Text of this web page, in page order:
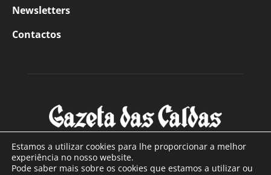
Newsletters
Contactos
SOBRE NÓS
Estamos a utilizar cookies para lhe proporcionar a melhor
experiência no nosso website.
Pode saber mais sobre os cookies que estamos a utilizar ou